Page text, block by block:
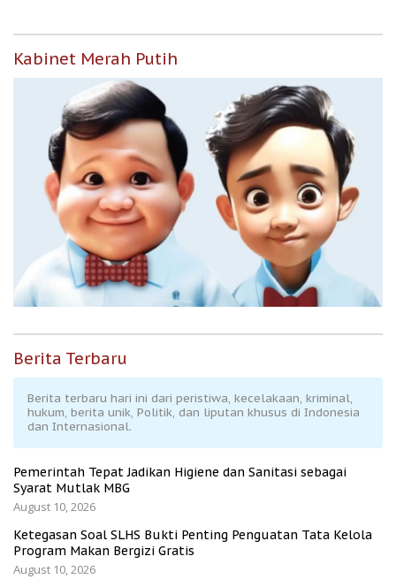
Kabinet Merah Putih
Berita Terbaru
Berita terbaru hari ini dari peristiwa, kecelakaan, kriminal,
hukum, berita unik, Politik, dan liputan khusus di Indonesia
dan Internasional.
Pemerintah Tepat Jadikan Higiene dan Sanitasi sebagai
Syarat Mutlak MBG
August 10, 2026
Ketegasan Soal SLHS Bukti Penting Penguatan Tata Kelola
Program Makan Bergizi Gratis
August 10, 2026